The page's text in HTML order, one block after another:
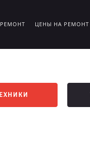
РЕМОНТ ЦЕНЫ НА РЕМОНТ